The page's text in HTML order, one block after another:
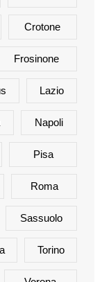
Crotone
Frosinone
Lazio
Napoli
Pisa
Roma
Sassuolo
Torino